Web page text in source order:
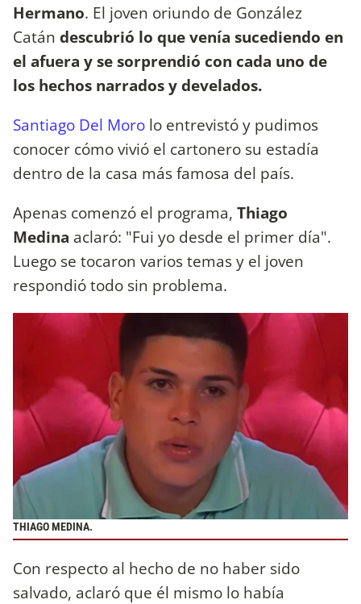
Hermano. El joven oriundo de González
Catán descubrió lo que venía sucediendo en
el afuera y se sorprendió con cada uno de
los hechos narrados y develados.
Santiago Del Moro lo entrevistó y pudimos
conocer cómo vivió el cartonero su estadía
dentro de la casa más famosa del país.
Apenas comenzó el programa, Thiago
Medina aclaró: "Fui yo desde el primer día".
Luego se tocaron varios temas y el joven
respondió todo sin problema.
THIAGO MEDINA.
Con respecto al hecho de no haber sido
salvado, aclaró que él mismo lo había